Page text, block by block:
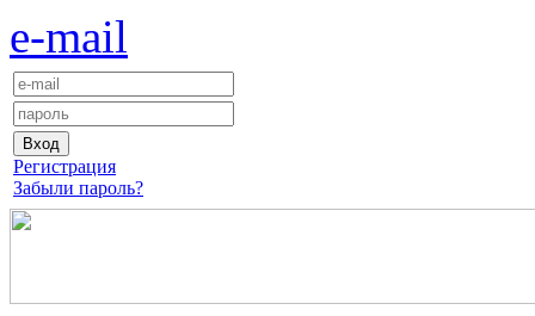
e-mail
Регистрация
Забыли пароль?